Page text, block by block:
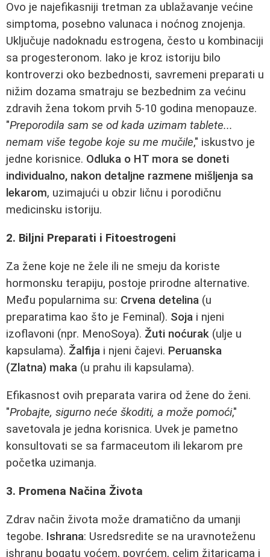
Ovo je najefikasniji tretman za ublažavanje većine
simptoma, posebno valunaca i noćnog znojenja.
Uključuje nadoknadu estrogena, često u kombinaciji
sa progesteronom. Iako je kroz istoriju bilo
kontroverzi oko bezbednosti, savremeni preparati u
nižim dozama smatraju se bezbednim za većinu
zdravih žena tokom prvih 5-10 godina menopauze.
"Preporodila sam se od kada uzimam tablete...
nemam više tegobe koje su me mučile," iskustvo je
jedne korisnice. Odluka o HT mora se doneti
individualno, nakon detaljne razmene mišljenja sa
lekarom, uzimajući u obzir ličnu i porodičnu
medicinsku istoriju.
2. Biljni Preparati i Fitoestrogeni
Za žene koje ne žele ili ne smeju da koriste
hormonsku terapiju, postoje prirodne alternative.
Među popularnima su: Crvena detelina (u
preparatima kao što je Feminal). Soja i njeni
izoflavoni (npr. MenoSoya). Žuti noćurak (ulje u
kapsulama). Žalfija i njeni čajevi. Peruanska
(Zlatna) maka (u prahu ili kapsulama).
Efikasnost ovih preparata varira od žene do ženi.
"Probajte, sigurno neće škoditi, a može pomoći,"
savetovala je jedna korisnica. Uvek je pametno
konsultovati se sa farmaceutom ili lekarom pre
početka uzimanja.
3. Promena Načina Života
Zdrav način života može dramatično da umanji
tegobe. Ishrana: Usredsredite se na uravnoteženu
ishranu bogatu voćem, povrćem, celim žitaricama i